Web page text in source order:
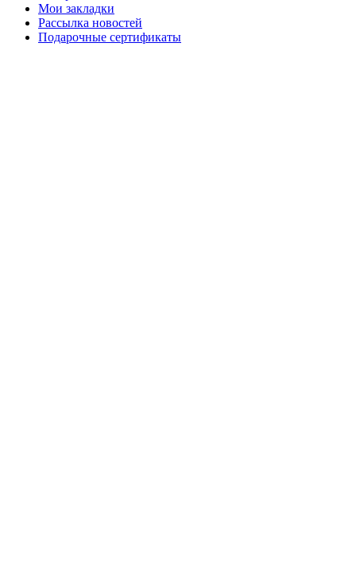
Мои закладки
Рассылка новостей
Подарочные сертификаты